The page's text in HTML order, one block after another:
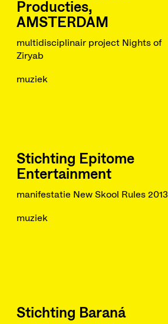
Producties,
AMSTERDAM
multidisciplinair project Nights of
Ziryab
muziek
Stichting Epitome
Entertainment
manifestatie New Skool Rules 2013
muziek
Stichting Baraná